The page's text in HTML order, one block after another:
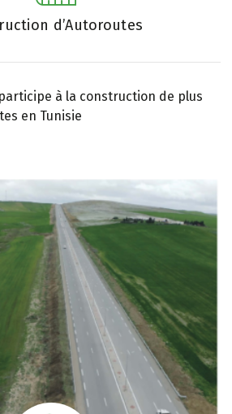
d’Autoroutes
à la construction de plus
en Tunisie